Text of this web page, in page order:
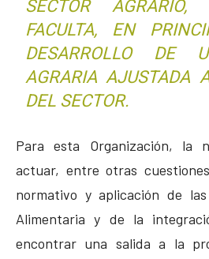
SECTOR
FACULTA, EN
DESARROLLO DE
AGRARIA AJUSTADA
DEL SECTOR.
Para esta Organización, la
actuar, entre otras
normativo y aplicación de
Alimentaria y de la
encontrar una salida a la